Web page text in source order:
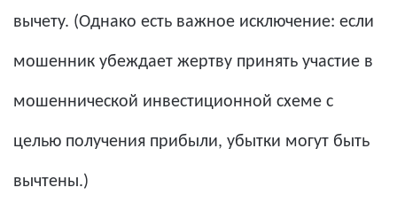
вычету. (Однако есть важное исключение: если
мошенник убеждает жертву принять участие в
мошеннической инвестиционной схеме с
целью получения прибыли, убытки могут быть
вычтены.)